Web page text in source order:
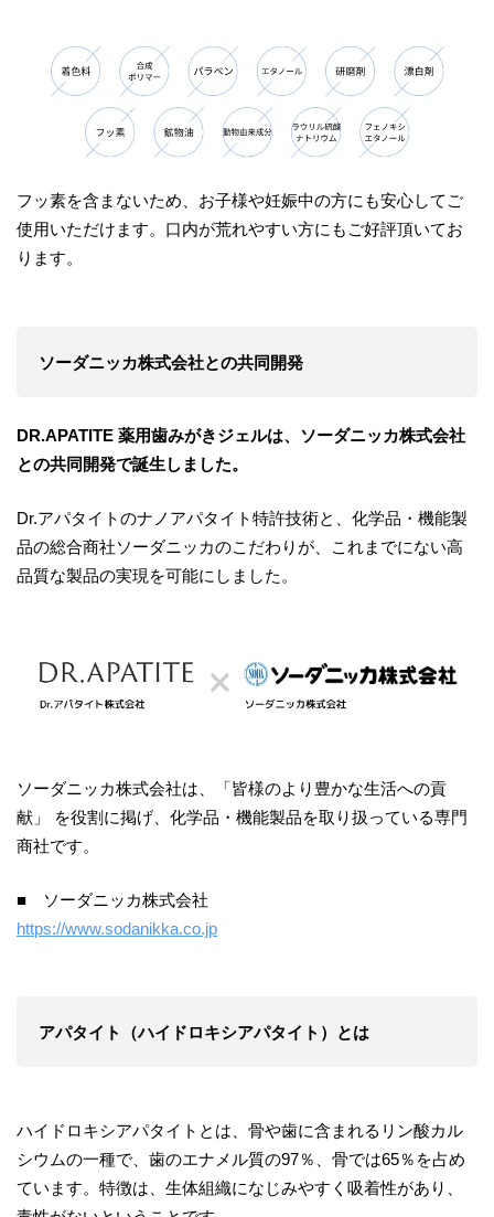
フッ素を含まないため、お子様や妊娠中の方にも安心してご
使用いただけます。口内が荒れやすい方にもご好評頂いてお
ります。
ソーダニッカ株式会社との共同開発
DR.APATITE 薬用歯みがきジェルは、 ソーダニッカ株式会社
との共同開発で誕生しました。
Dr.アパタイトのナノアパタイト特許技術と、化学品・機能製
品の総合商社ソーダニッカのこだわりが、これまでにない高
品質な製品の実現を可能にしました。
ソーダニッカ株式会社は、「皆様のより豊かな生活への貢
献」 を役割に掲げ、化学品・機能製品を取り扱っている専門
商社です。
■
ソーダニッカ株式会社
https://www.sodanikka.co.jp
アパタイト（ハイドロキシアパタイト）とは
ハイドロキシアパタイトとは、骨や歯に含まれるリン酸カル
シウムの一種で、歯のエナメル質の97％、骨では65％を占め
ています。特徴は、生体組織になじみやすく吸着性があり、